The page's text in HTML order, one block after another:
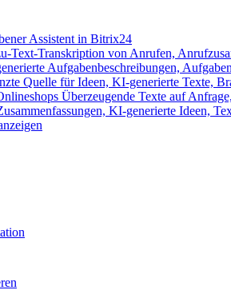
Assistent in Bitrix24
Text-Transkription von Anrufen,
Aufgabenbeschreibungen,
Quelle für Ideen, KI-generierte Texte,
Überzeugende Texte auf
KI-generierte Ideen,